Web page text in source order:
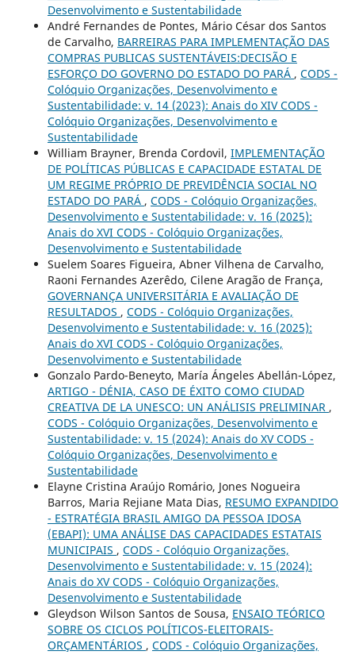
Desenvolvimento e Sustentabilidade
André Fernandes de Pontes, Mário César dos Santos
de Carvalho, BARREIRAS PARA IMPLEMENTAÇÃO DAS
COMPRAS PUBLICAS SUSTENTÁVEIS:DECISÃO E
ESFORÇO DO GOVERNO DO ESTADO DO PARÁ , CODS -
Colóquio Organizações, Desenvolvimento e
Sustentabilidade: v. 14 (2023): Anais do XIV CODS -
Colóquio Organizações, Desenvolvimento e
Sustentabilidade
William Brayner, Brenda Cordovil, IMPLEMENTAÇÃO
DE POLÍTICAS PÚBLICAS E CAPACIDADE ESTATAL DE
UM REGIME PRÓPRIO DE PREVIDÊNCIA SOCIAL NO
ESTADO DO PARÁ , CODS - Colóquio Organizações,
Desenvolvimento e Sustentabilidade: v. 16 (2025):
Anais do XVI CODS - Colóquio Organizações,
Desenvolvimento e Sustentabilidade
Suelem Soares Figueira, Abner Vilhena de Carvalho,
Raoni Fernandes Azerêdo, Cilene Aragão de França,
GOVERNANÇA UNIVERSITÁRIA E AVALIAÇÃO DE
RESULTADOS , CODS - Colóquio Organizações,
Desenvolvimento e Sustentabilidade: v. 16 (2025):
Anais do XVI CODS - Colóquio Organizações,
Desenvolvimento e Sustentabilidade
Gonzalo Pardo-Beneyto, María Ángeles Abellán-López,
ARTIGO - DÉNIA, CASO DE ÉXITO COMO CIUDAD
CREATIVA DE LA UNESCO: UN ANÁLISIS PRELIMINAR ,
CODS - Colóquio Organizações, Desenvolvimento e
Sustentabilidade: v. 15 (2024): Anais do XV CODS -
Colóquio Organizações, Desenvolvimento e
Sustentabilidade
Elayne Cristina Araújo Romário, Jones Nogueira
Barros, Maria Rejiane Mata Dias, RESUMO EXPANDIDO
- ESTRATÉGIA BRASIL AMIGO DA PESSOA IDOSA
(EBAPI): UMA ANÁLISE DAS CAPACIDADES ESTATAIS
MUNICIPAIS , CODS - Colóquio Organizações,
Desenvolvimento e Sustentabilidade: v. 15 (2024):
Anais do XV CODS - Colóquio Organizações,
Desenvolvimento e Sustentabilidade
Gleydson Wilson Santos de Sousa, ENSAIO TEÓRICO
SOBRE OS CICLOS POLÍTICOS-ELEITORAIS-
ORÇAMENTÁRIOS , CODS - Colóquio Organizações,